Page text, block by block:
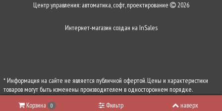
Центр управления: автоматика, софт, проектирование 2026
Интернет-магазин создан на InSales
Корзина 0 Фильтр наверх
* Информация на сайте не является публичной офертой. Цены и характеристики
товаров могут быть изменены производителем в одностороннем порядке.
Актуальную цену уточняйте у менеджеров по телефону+7 (495) 255-54-71, либо по
почтеzakaz@center-control.ru